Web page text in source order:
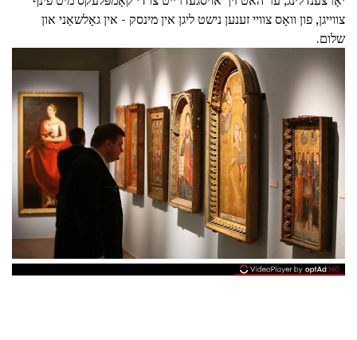
צווייגן, פון וואָס צוויי זענען נישט ליגן אין מינסק - אין גאָלשאַני און
שלום.